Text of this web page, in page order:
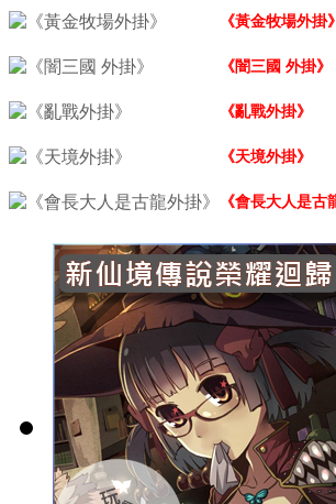
《黃金牧場外掛》
《闇三國 外掛》
《亂戰外掛》
《天境外掛》
《會長大人是古